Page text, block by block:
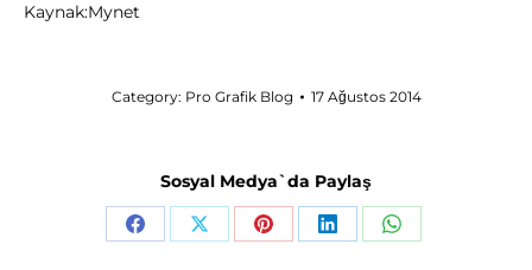
Kaynak:Mynet
Category: Pro Grafik Blog 17 Ağustos 2014
Sosyal Medya`da Paylaş
Share Share Share Share Share